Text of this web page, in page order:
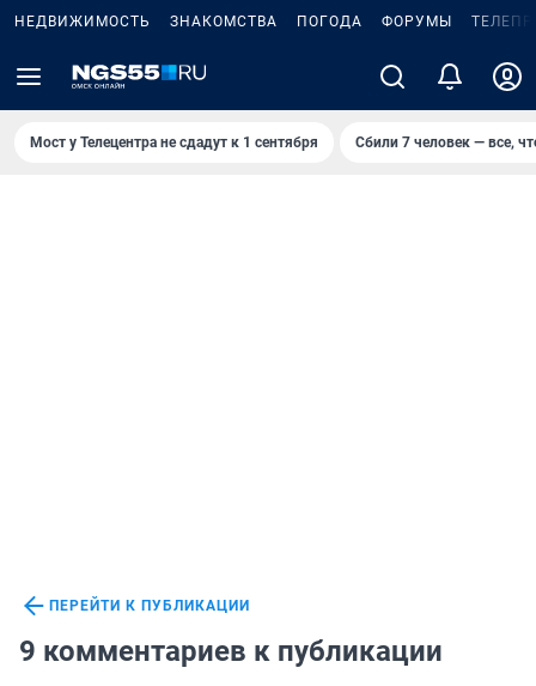
НЕДВИЖИМОСТЬ ЗНАКОМСТВА ПОГОДА ФОРУМЫ
Мост у Телецентра не сдадут к 1 сентября Сбили 7 человек — все,
ПЕРЕЙТИ К ПУБЛИКАЦИИ
9 комментариев к публикации